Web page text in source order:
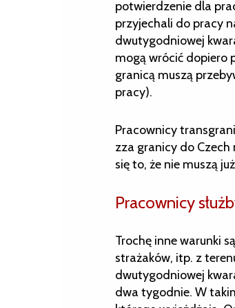
potwierdzenie dla
przyjechali do pracy
dwutygodniowej
mogą wrócić dopiero
granicą muszą
pracy).
Pracownicy
zza granicy do
się to, że nie muszą
Pracownicy
Trochę inne warunki
strażaków, itp. z
dwutygodniowej
dwa tygodnie. W